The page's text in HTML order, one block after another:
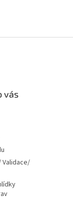
vás
Validace/